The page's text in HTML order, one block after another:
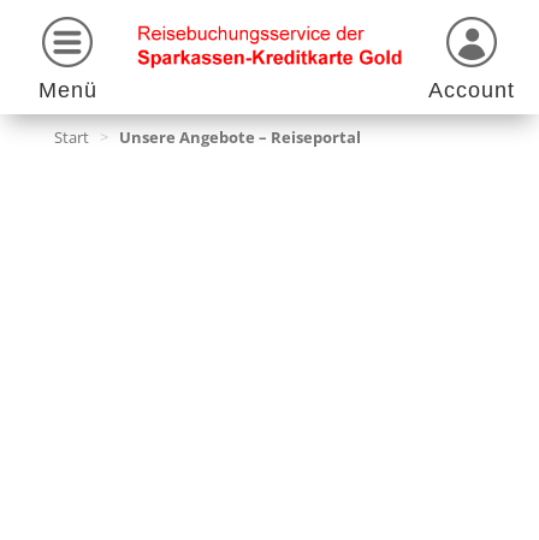
Menü Account
Start > Unsere Angebote – Reiseportal